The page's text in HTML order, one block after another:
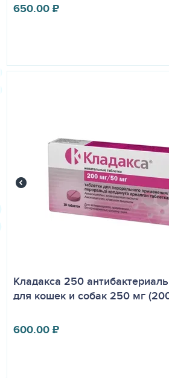
650.00₽
Кладакса 250
для кошек и собак 250 мг
600.00₽